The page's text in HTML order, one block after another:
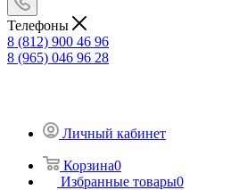
Телефоны
8 (812) 900 46 96
8 (965) 046 96 28
Личный кабинет
Корзина0
Избранные товары0